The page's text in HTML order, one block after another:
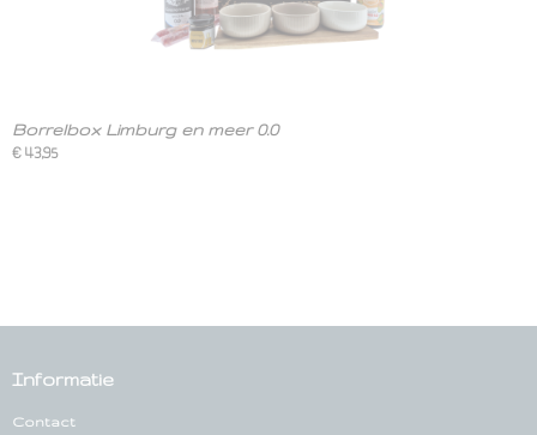
Borrelbox Limburg en meer 0.0
€ 43,95
Informatie
Contact